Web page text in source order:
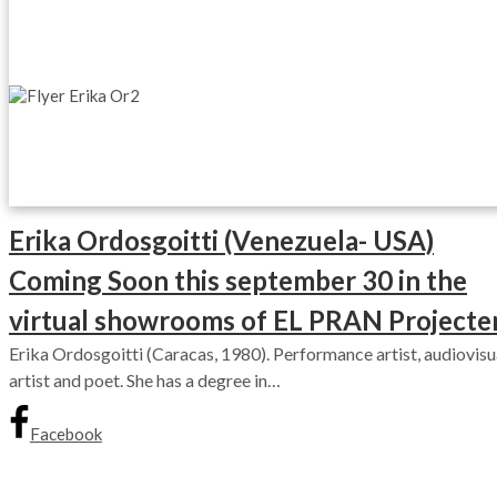
Erika Ordosgoitti (Venezuela- USA)
Coming Soon this september 30 in the
virtual showrooms of EL PRAN
Erika Ordosgoitti (Caracas, 1980). Performance artist,
artist and poet. She has a degree in…
Facebook